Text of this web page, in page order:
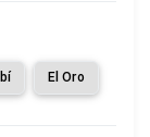
El Oro